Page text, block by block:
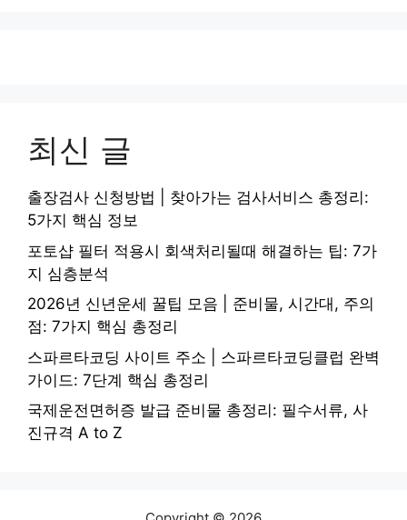
최신 글
출장검사 신청방법 | 찾아가는 검사서비스 총정리:
5가지 핵심 정보
포토샵 필터 적용시 회색처리될때 해결하는 팁: 7가
지 심층분석
2026년 신년운세 꿀팁 모음 | 준비물, 시간대, 주의
점: 7가지 핵심 총정리
스파르타코딩 사이트 주소 | 스파르타코딩클럽 완벽
가이드: 7단계 핵심 총정리
국제운전면허증 발급 준비물 총정리: 필수서류, 사
진규격 A to Z